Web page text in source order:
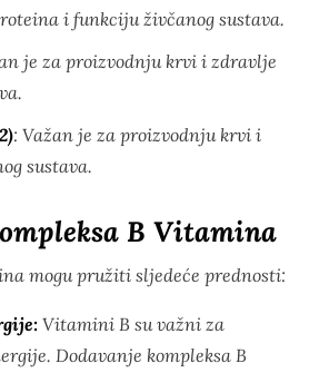
i funkciju živčanog sustava.
je za proizvodnju krvi i zdravlje
: Važan je za proizvodnju krvi i
sustava.
B Vitamina
mogu pružiti sljedeće prednosti:
Vitamini B su važni za
Dodavanje kompleksa B